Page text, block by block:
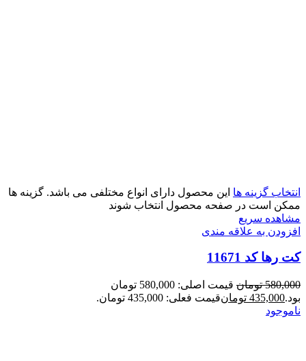
انتخاب گزینه ها این محصول دارای انواع مختلفی می باشد. گزینه ها
ممکن است در صفحه محصول انتخاب شوند
مشاهده سریع
افزودن به علاقه مندی
کت رها کد 11671
580,000 تومان
قیمت اصلی: 580,000 تومان
بود.435,000 تومانقیمت فعلی: 435,000 تومان.
ناموجود